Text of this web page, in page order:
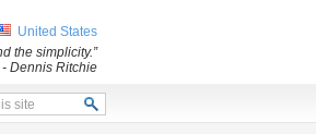
United States
the simplicity.”
- Dennis Ritchie